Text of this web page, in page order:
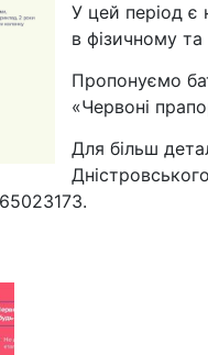
У цей період є
в фізичному
Пропонуємо
«Червоні
Для більш